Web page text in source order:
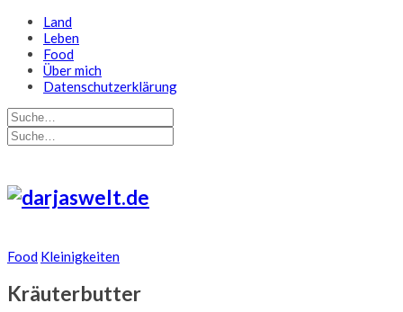
Land
Leben
Food
Über mich
Datenschutzerklärung
Food Kleinigkeiten
Kräuterbutter